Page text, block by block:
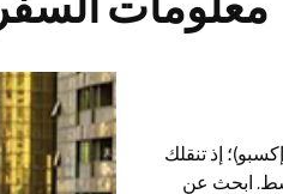
إذ تنقلك
ابحث عن